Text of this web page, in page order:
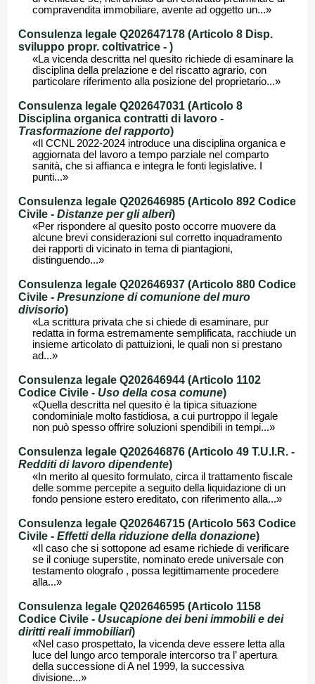
compravendita immobiliare, avente ad oggetto un...»
Consulenza legale Q202647178 (Articolo 8 Disp.
sviluppo propr. coltivatrice - )
«La vicenda descritta nel quesito richiede di esaminare la
disciplina della prelazione e del riscatto agrario, con
particolare riferimento alla posizione del proprietario...»
Consulenza legale Q202647031 (Articolo 8
Disciplina organica contratti di lavoro -
Trasformazione del rapporto)
«Il CCNL 2022-2024 introduce una disciplina organica e
aggiornata del lavoro a tempo parziale nel comparto
sanità, che si affianca e integra le fonti legislative. I
punti...»
Consulenza legale Q202646985 (Articolo 892 Codice
Civile - Distanze per gli alberi)
«Per rispondere al quesito posto occorre muovere da
alcune brevi considerazioni sul corretto inquadramento
dei rapporti di vicinato in tema di piantagioni,
distinguendo...»
Consulenza legale Q202646937 (Articolo 880 Codice
Civile - Presunzione di comunione del muro
divisorio)
«La scrittura privata che si chiede di esaminare, pur
redatta in forma estremamente semplificata, racchiude un
insieme articolato di pattuizioni, le quali non si prestano
ad...»
Consulenza legale Q202646944 (Articolo 1102
Codice Civile - Uso della cosa comune)
«Quella descritta nel quesito è la tipica situazione
condominiale molto fastidiosa, a cui purtroppo il legale
non può spesso offrire soluzioni spendibili in tempi...»
Consulenza legale Q202646876 (Articolo 49 T.U.I.R. -
Redditi di lavoro dipendente)
«In merito al quesito formulato, circa il trattamento fiscale
delle somme percepite a seguito della liquidazione di un
fondo pensione estero ereditato, con riferimento alla...»
Consulenza legale Q202646715 (Articolo 563 Codice
Civile - Effetti della riduzione della donazione)
«Il caso che si sottopone ad esame richiede di verificare
se il coniuge superstite, nominato erede universale con
testamento olografo , possa legittimamente procedere
alla...»
Consulenza legale Q202646595 (Articolo 1158
Codice Civile - Usucapione dei beni immobili e dei
diritti reali immobiliari)
«Nel caso prospettato, la vicenda deve essere letta alla
luce del lungo arco temporale intercorso tra l’ apertura
della successione di A nel 1999, la successiva
divisione...»